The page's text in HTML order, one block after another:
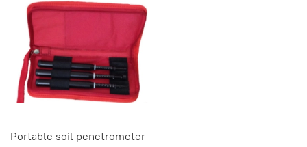
Portable soil penetrometer